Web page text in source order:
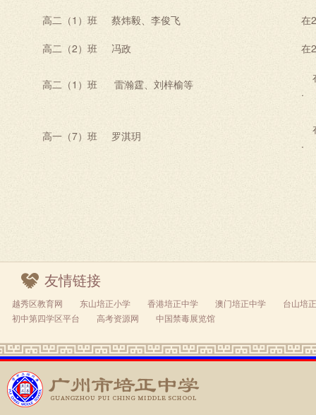
高二（1）班
蔡炜毅、李俊飞
在
高二（2）班
冯政 在
高二（1 ）班 雷瀚霆、刘梓榆等
高一（7）班 罗淇玥
友情链接
越秀区教育网 东山培正小学 香港培正中学 澳门培正中学
台山培
初中第四学区平台
高考资源网 中国禁毒展览馆